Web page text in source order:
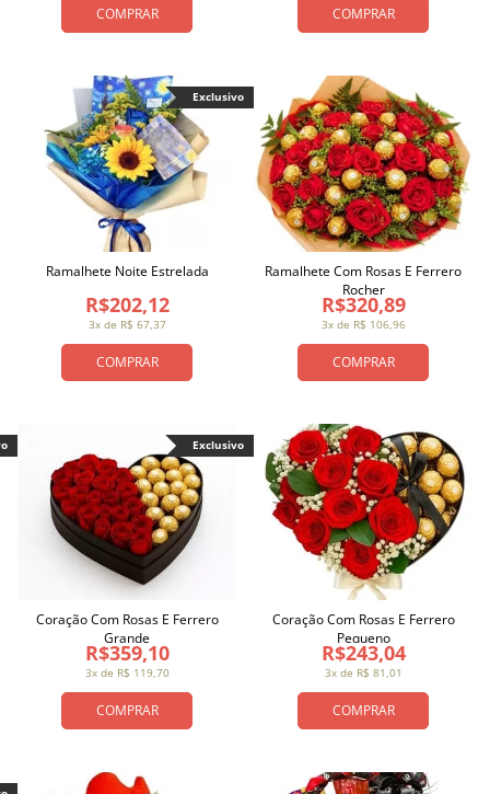
COMPRAR COMPRAR
COMPRAR
3x de R$ 67,37
R$202,12
Ramalhete Noite Estrelada
Exclusivo
COMPRAR
3x de R$ 106,96
R$320,89
Ramalhete Com Rosas E Ferrero
Rocher
COMPRAR
3x de R$ 119,70
R$359,10
Coração Com Rosas E Ferrero
Grande
Exclusivo
COMPRAR
3x de R$ 81,01
R$243,04
Coração Com Rosas E Ferrero
Pequeno